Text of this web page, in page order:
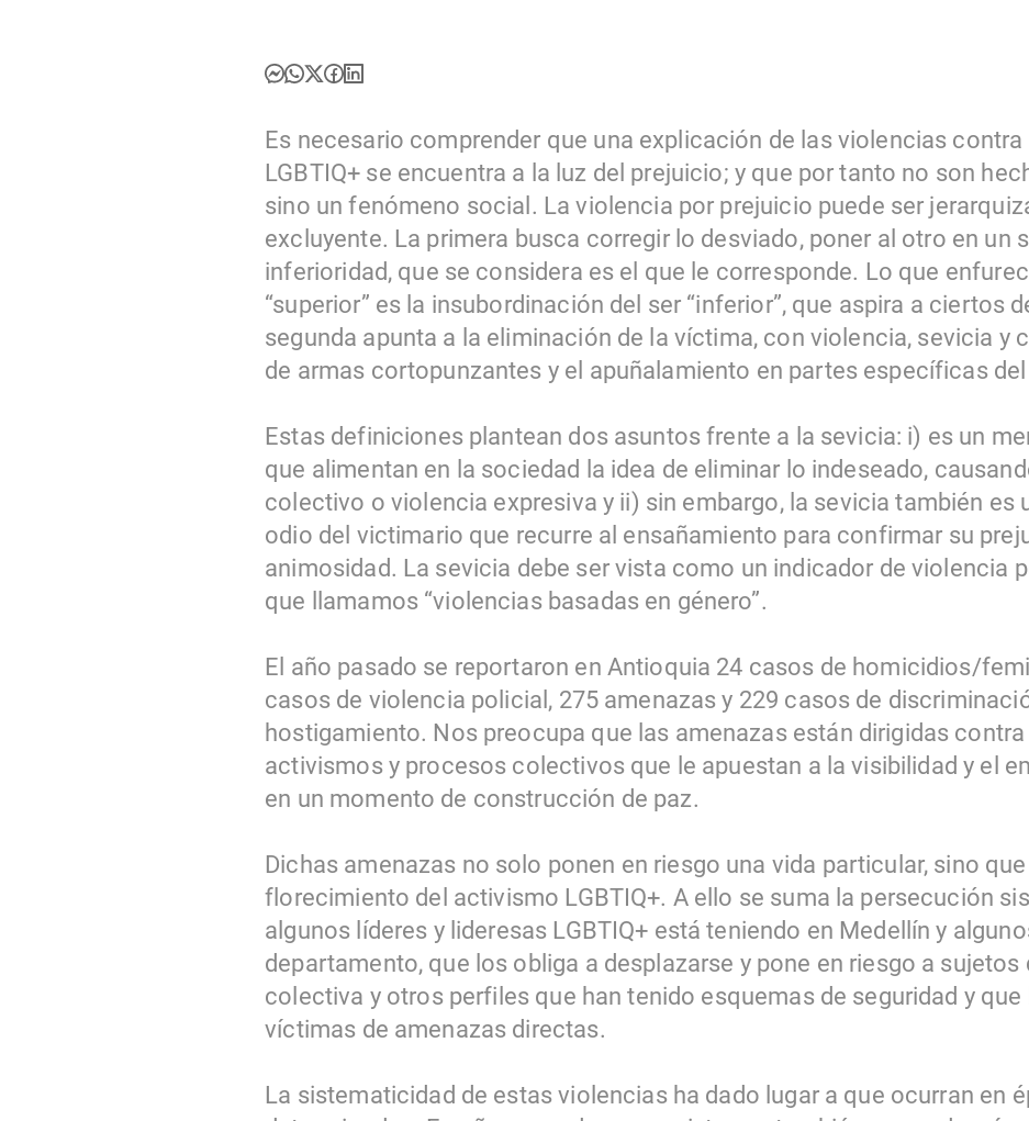
Es necesario comprender que una explicación de las violencias
LGBTIQ+ se encuentra a la luz del prejuicio; y que por tanto no son
sino un fenómeno social. La violencia por prejuicio puede ser
excluyente. La primera busca corregir lo desviado, poner al otro en un
inferioridad, que se considera es el que le corresponde. Lo que
“superior” es la insubordinación del ser “inferior”, que aspira a ciertos
segunda apunta a la eliminación de la víctima, con violencia, sevicia y
de armas cortopunzantes y el apuñalamiento en partes específicas
Estas definiciones plantean dos asuntos frente a la sevicia: i) es un
que alimentan en la sociedad la idea de eliminar lo indeseado,
colectivo o violencia expresiva y ii) sin embargo, la sevicia también es
odio del victimario que recurre al ensañamiento para confirmar su
animosidad. La sevicia debe ser vista como un indicador de violencia
que llamamos “violencias basadas en género”.
El año pasado se reportaron en Antioquia 24 casos de homicidios/
casos de violencia policial, 275 amenazas y 229 casos de
hostigamiento. Nos preocupa que las amenazas están dirigidas
activismos y procesos colectivos que le apuestan a la visibilidad y el
en un momento de construcción de paz.
Dichas amenazas no solo ponen en riesgo una vida particular, sino
florecimiento del activismo LGBTIQ+. A ello se suma la persecución
algunos líderes y lideresas LGBTIQ+ está teniendo en Medellín y
departamento, que los obliga a desplazarse y pone en riesgo a sujetos
colectiva y otros perfiles que han tenido esquemas de seguridad y que
víctimas de amenazas directas.
La sistematicidad de estas violencias ha dado lugar a que ocurran en